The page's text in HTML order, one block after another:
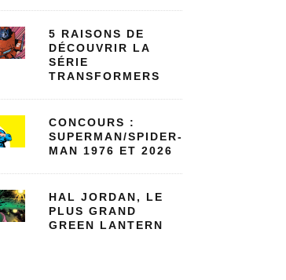
5 RAISONS DE
DÉCOUVRIR LA
SÉRIE
TRANSFORMERS
CONCOURS :
SUPERMAN/SPIDER-
MAN 1976 ET 2026
HAL JORDAN, LE
PLUS GRAND
GREEN LANTERN